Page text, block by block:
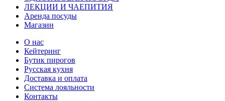
ЛЕКЦИИ И ЧАЕПИТИЯ
Аренда посуды
Магазин
О нас
Кейтеринг
Бутик пирогов
Русская кухня
Доставка и оплата
Система лояльности
Контакты